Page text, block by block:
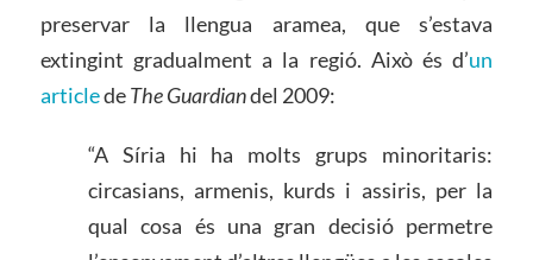
preservar la llengua aramea, que s’estava
extingint gradualment a la regió. Això és d’un
articledeThe Guardiandel 2009:
“A Síria hi ha molts grups minoritaris:
circasians, armenis, kurds i assiris, per la
qual cosa és una gran decisió permetre